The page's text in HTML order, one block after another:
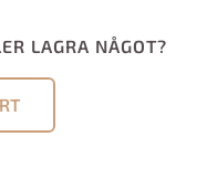
LAGRA NÅGOT?